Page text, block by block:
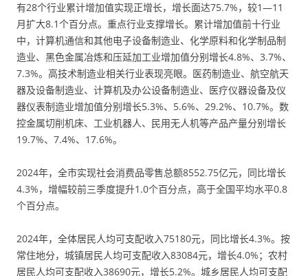
有28个行业累计增加值实现正增长，增长面达75.7%，较1—11
月扩大8.1个百分点。重点行业支撑增长。累计增加值前十行业
中，计算机通信和其他电子设备制造业、化学原料和化学制品制
造业、黑色金属冶炼和压延加工业增加值分别增长4.8%、3.7%、
7.3%。高技术制造业相关行业表现亮眼。医药制造业、航空航天
器及设备制造业、计算机及办公设备制造业、医疗仪器设备及仪
器仪表制造业增加值分别增长5.3%、5.6%、29.2%、10.7%。数
控金属切削机床、工业机器人、民用无人机等产品产量分别增长
19.7%、7.4%、17.6%。
2024年，全市实现社会消费品零售总额8552.75亿元，同比增长
4.3%，增幅较前三季度提升1.0个百分点，高于全国平均水平0.8
个百分点。
2024年，全体居民人均可支配收入75180元，同比增长4.3%。按
常住地分，城镇居民人均可支配收入83084元，增长4.0%；农村
居民人均可支配收入38690元，增长5.2%。城乡居民人均可支配